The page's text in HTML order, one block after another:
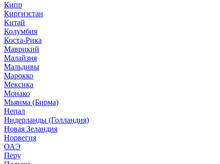
Кипр
Киргизстан
Китай
Колумбия
Коста-Рика
Маврикий
Малайзия
Мальдивы
Марокко
Мексика
Монако
Мьянма (Бирма)
Непал
Нидерланды (Голландия)
Новая Зеландия
Норвегия
ОАЭ
Перу